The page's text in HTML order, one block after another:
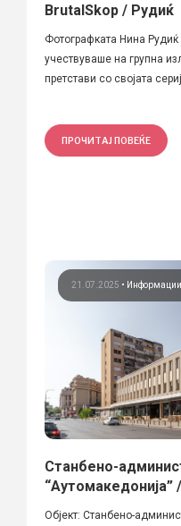
BrutalSkop / Рудиќ
Фотографката Нина
учествуваше на групна
претстави со својата
ПРОЧИТАЈ ПОВЕЌЕ
21.07.2025 • Информации
Станбено-
“Аутомакедонија”
Објект: Станбено-